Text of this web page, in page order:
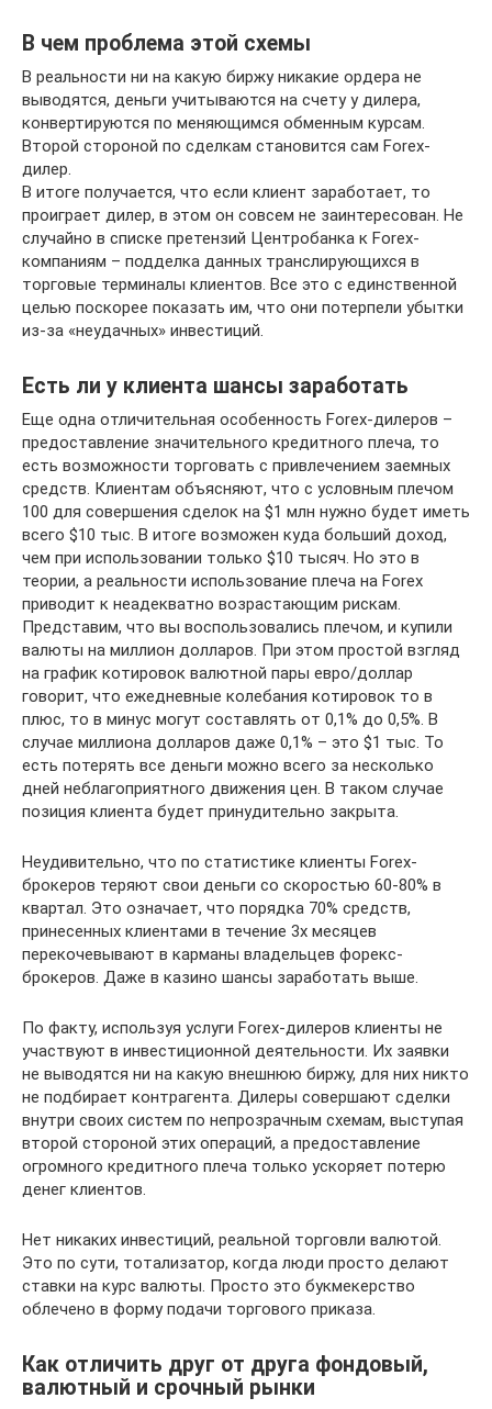
В чем проблема этой схемы
В реальности ни на какую биржу никакие ордера не
выводятся, деньги учитываются на счету у дилера,
конвертируются по меняющимся обменным курсам.
Второй стороной по сделкам становится сам Forex-
дилер.
В итоге получается, что если клиент заработает, то
проиграет дилер, в этом он совсем не заинтересован. Не
случайно в списке претензий Центробанка к Forex-
компаниям – подделка данных транслирующихся в
торговые терминалы клиентов. Все это с единственной
целью поскорее показать им, что они потерпели убытки
из-за «неудачных» инвестиций.
Есть ли у клиента шансы заработать
Еще одна отличительная особенность Forex-дилеров –
предоставление значительного кредитного плеча, то
есть возможности торговать с привлечением заемных
средств. Клиентам объясняют, что с условным плечом
100 для совершения сделок на $1 млн нужно будет иметь
всего $10 тыс. В итоге возможен куда больший доход,
чем при использовании только $10 тысяч. Но это в
теории, а реальности использование плеча на Forex
приводит к неадекватно возрастающим рискам.
Представим, что вы воспользовались плечом, и купили
валюты на миллион долларов. При этом простой взгляд
на график котировок валютной пары евро/доллар
говорит, что ежедневные колебания котировок то в
плюс, то в минус могут составлять от 0,1% до 0,5%. В
случае миллиона долларов даже 0,1% – это $1 тыс. То
есть потерять все деньги можно всего за несколько
дней неблагоприятного движения цен. В таком случае
позиция клиента будет принудительно закрыта.
Неудивительно, что по статистике клиенты Forex-
брокеров теряют свои деньги со скоростью 60-80% в
квартал. Это означает, что порядка 70% средств,
принесенных клиентами в течение 3х месяцев
перекочевывают в карманы владельцев форекс-
брокеров. Даже в казино шансы заработать выше.
По факту, используя услуги Forex-дилеров клиенты не
участвуют в инвестиционной деятельности. Их заявки
не выводятся ни на какую внешнюю биржу, для них никто
не подбирает контрагента. Дилеры совершают сделки
внутри своих систем по непрозрачным схемам, выступая
второй стороной этих операций, а предоставление
огромного кредитного плеча только ускоряет потерю
денег клиентов.
Нет никаких инвестиций, реальной торговли валютой.
Это по сути, тотализатор, когда люди просто делают
ставки на курс валюты. Просто это букмекерство
облечено в форму подачи торгового приказа.
Как отличить друг от друга фондовый,
валютный и срочный рынки